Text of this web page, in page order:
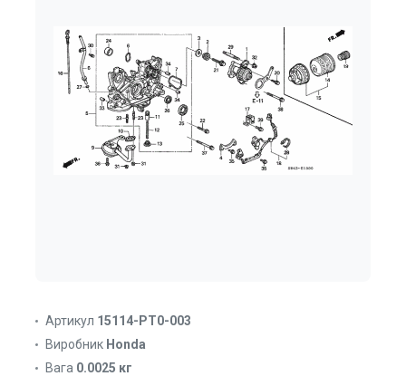
Артикул 15114-PT0-003
Виробник Honda
Вага 0.0025 кг